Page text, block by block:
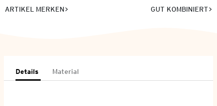
ARTIKEL MERKEN GUT KOMBINIERT
Details Material